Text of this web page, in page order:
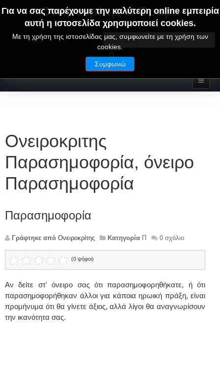
Ονειροκρίτης & Όραμα
ΟΝΕΙΡΑ ΕΡΜΗΝΕΙΕΣ - ΑΛΦΑΒΗΤΙΚΟΣ ΟΝΕΙΡΟΚΡΙΤΗΣ
Για να σας παρέχουμε την καλύτερη online εμπειρία
αυτή η ιστοσελίδα χρησιμοποιεί cookies.
Με τη χρήση της ιστοσελίδας μας, συμφωνείτε με τη χρήση των
cookies.
Συμφωνώ
Ονειροκριτης
Παρασημοφορία, όνειρο
Παρασημοφορία
Παρασημοφορία
Γράφτηκε από Ονειροκρίτης Κατηγορία Π 0 σχόλιο
(0 ψήφοι)
Αν δείτε στ' όνειρο σας ότι παρασημοφορηθήκατε, ή ότι
παρασημοφορήθηκαν άλλοι για κάποια ηρωική πράξη, είναι
προμήνυμα ότι θα γίνετε άξιος, αλλά λίγοι θα αναγνωρίσουν
την ικανότητα σας.